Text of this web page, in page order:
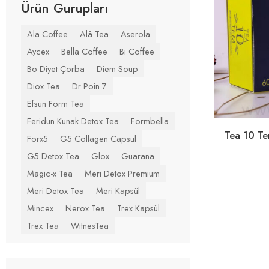
Tea 10
Ürün Gurupları
Ala Coffee Alâ Tea
Aserola
Aycex
Bella Coffee
Bi Coffee
Bo Diyet Çorba
Diem Soup
Diox Tea
Dr Poin 7
Efsun Form Tea
Feridun Kunak Detox Tea
Formbella
Forx5
G5 Collagen Capsul
G5 Detox Tea
Glox
Guarana
Magic-x Tea
Meri Detox Premium
Meri Detox Tea
Meri Kapsül
Mincex
Nerox Tea
Trex Kapsül
Trex Tea
WitnesTea